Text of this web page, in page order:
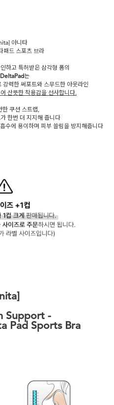
아니타
패드 스포츠 브라
하고 특허받은 삼각형 폼의
는
강력한 써포트와 스무드한 아웃라인
산뜻한 착용감을 선사합니다.
한 쿠션 스트랩,
한번 더 지지해 줍니다
수에 용이하며 피부 쓸림을 방지해줍니다
Support -
Pad Sports Bra